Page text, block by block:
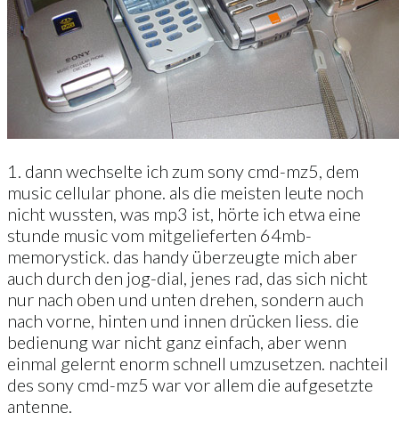
1. dann wechselte ich zum sony cmd-mz5, dem
music cellular phone. als die meisten leute noch
nicht wussten, was mp3 ist, hörte ich etwa eine
stunde music vom mitgelieferten 64mb-
memorystick. das handy überzeugte mich aber
auch durch den jog-dial, jenes rad, das sich nicht
nur nach oben und unten drehen, sondern auch
nach vorne, hinten und innen drücken liess. die
bedienung war nicht ganz einfach, aber wenn
einmal gelernt enorm schnell umzusetzen. nachteil
des sony cmd-mz5 war vor allem die aufgesetzte
antenne.